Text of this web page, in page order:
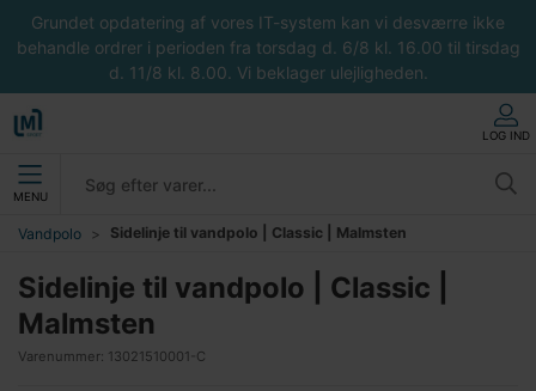
Grundet opdatering af vores IT-system kan vi desværre ikke
behandle ordrer i perioden fra torsdag d. 6/8 kl. 16.00 til tirsdag
d. 11/8 kl. 8.00. Vi beklager ulejligheden.
LOG IND
MENU
Vandpolo Sidelinje til vandpolo | Classic | Malmsten
Sidelinje til vandpolo | Classic |
Malmsten
Varenummer: 13021510001-C